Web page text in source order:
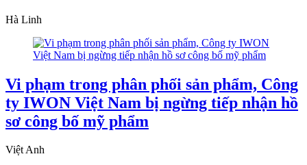
Hà Linh
Vi phạm trong phân phối sản phẩm, Công
ty IWON Việt Nam bị ngừng tiếp nhận hồ
sơ công bố mỹ phẩm
Việt Anh